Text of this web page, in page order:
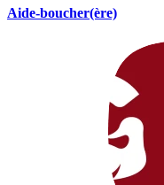
Aide-boucher(ère)